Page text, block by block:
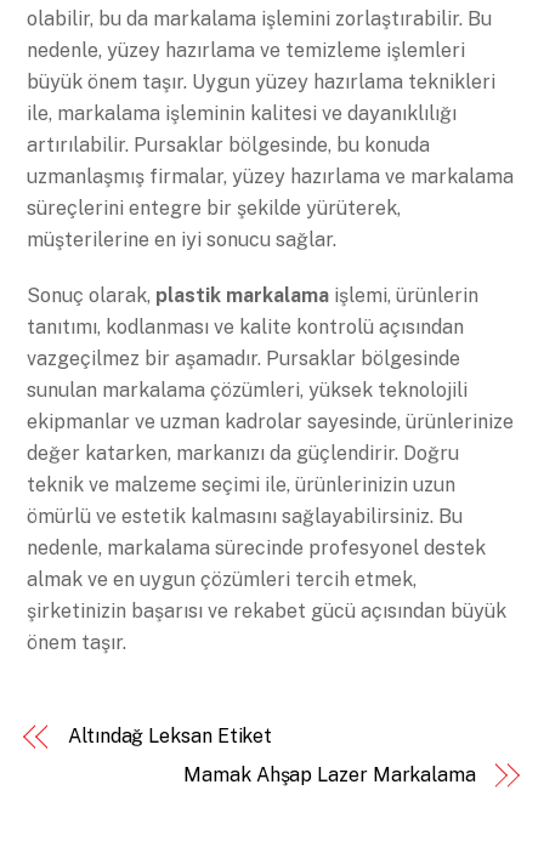
olabilir, bu da markalama işlemini zorlaştırabilir. Bu
nedenle, yüzey hazırlama ve temizleme işlemleri
büyük önem taşır. Uygun yüzey hazırlama teknikleri
ile, markalama işleminin kalitesi ve dayanıklılığı
artırılabilir. Pursaklar bölgesinde, bu konuda
uzmanlaşmış firmalar, yüzey hazırlama ve markalama
süreçlerini entegre bir şekilde yürüterek,
müşterilerine en iyi sonucu sağlar.
Sonuç olarak, plastik markalama işlemi, ürünlerin
tanıtımı, kodlanması ve kalite kontrolü açısından
vazgeçilmez bir aşamadır. Pursaklar bölgesinde
sunulan markalama çözümleri, yüksek teknolojili
ekipmanlar ve uzman kadrolar sayesinde, ürünlerinize
değer katarken, markanızı da güçlendirir. Doğru
teknik ve malzeme seçimi ile, ürünlerinizin uzun
ömürlü ve estetik kalmasını sağlayabilirsiniz. Bu
nedenle, markalama sürecinde profesyonel destek
almak ve en uygun çözümleri tercih etmek,
şirketinizin başarısı ve rekabet gücü açısından büyük
önem taşır.
Altındağ Leksan Etiket
Mamak Ahşap Lazer Markalama